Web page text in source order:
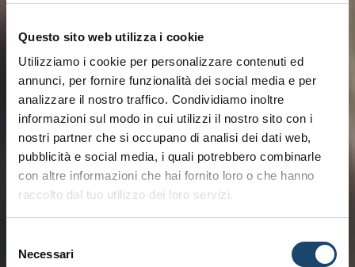
Questo sito web utilizza i cookie
Utilizziamo i cookie per personalizzare contenuti ed
annunci, per fornire funzionalità dei social media e per
analizzare il nostro traffico. Condividiamo inoltre
informazioni sul modo in cui utilizzi il nostro sito con i
nostri partner che si occupano di analisi dei dati web,
pubblicità e social media, i quali potrebbero combinarle
con altre informazioni che hai fornito loro o che hanno
raccolto dal tuo utilizzo dei loro servizi.
delNecessari